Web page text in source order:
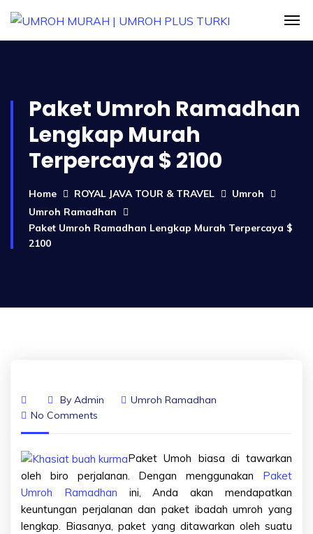
Paket Umroh Ramadhan
Lengkap Murah
Terpercaya $ 2100
Home ROYAL JAVA TOUR & TRAVEL
Umroh
Umroh Ramadhan
Paket Umroh Ramadhan Lengkap Murah Terpercaya $
2100
By Admin
Umroh Ramadhan
No Comments
Paket Umoh biasa di tawarkan
oleh biro perjalanan. Dengan menggunakan Paket
Umroh Ramadhan ini, Anda akan mendapatkan
keuntungan perjalanan dan paket ibadah umroh yang
lengkap. Biasanya, paket yang ditawarkan oleh suatu